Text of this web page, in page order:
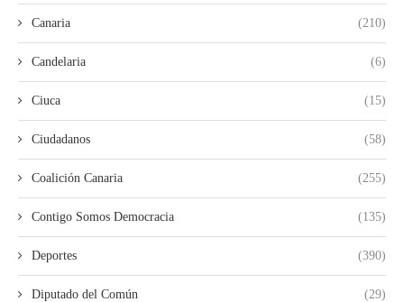
Canaria (210)
Candelaria (6)
Ciuca (15)
Ciudadanos (58)
Coalición Canaria (255)
Contigo Somos Democracia (135)
Deportes (390)
Diputado del Común (29)